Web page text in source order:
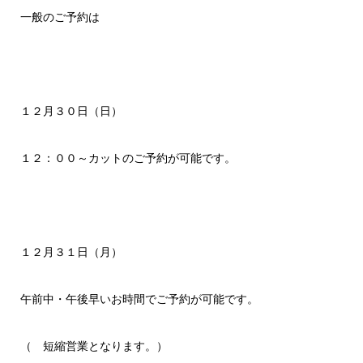
一般のご予約は
１２月３０日（日）
１２ ：００～カットのご予約が可能です。
１２月３１日（月）
午前中・午後早いお時間でご予約が可能です。
（ 短縮営業となります。）